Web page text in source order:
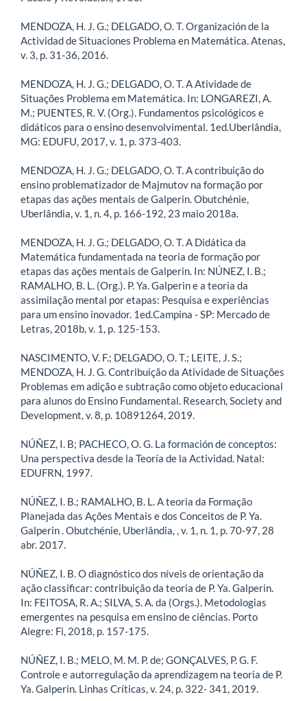
MENDOZA, H. J. G.; DELGADO, O. T. Organización de la
Actividad de Situaciones Problema en Matemática. Atenas,
v. 3, p. 31-36, 2016.
MENDOZA, H. J. G.; DELGADO, O. T. A Atividade de
Situações Problema em Matemática. In: LONGAREZI, A.
M.; PUENTES, R. V. (Org.). Fundamentos psicológicos e
didáticos para o ensino desenvolvimental. 1ed.Uberlândia,
MG: EDUFU, 2017, v. 1, p. 373-403.
MENDOZA, H. J. G.; DELGADO, O. T. A contribuição do
ensino problematizador de Majmutov na formação por
etapas das ações mentais de Galperin. Obutchénie,
Uberlândia, v. 1, n. 4, p. 166-192, 23 maio 2018a.
MENDOZA, H. J. G.; DELGADO, O. T. A Didática da
Matemática fundamentada na teoria de formação por
etapas das ações mentais de Galperin. In: NÚNEZ, I. B.;
RAMALHO, B. L. (Org.). P. Ya. Galperin e a teoria da
assimilação mental por etapas: Pesquisa e experiências
para um ensino inovador. 1ed.Campina - SP: Mercado de
Letras, 2018b, v. 1, p. 125-153.
NASCIMENTO, V. F.; DELGADO, O. T.; LEITE, J. S.;
MENDOZA, H. J. G. Contribuição da Atividade de Situações
Problemas em adição e subtração como objeto educacional
para alunos do Ensino Fundamental. Research, Society and
Development, v. 8, p. 10891264, 2019.
NÚÑEZ, I. B; PACHECO, O. G. La formación de conceptos:
Una perspectiva desde la Teoría de la Actividad. Natal:
EDUFRN, 1997.
NÚÑEZ, I. B.; RAMALHO, B. L. A teoria da Formação
Planejada das Ações Mentais e dos Conceitos de P. Ya.
Galperin . Obutchénie, Uberlândia, , v. 1, n. 1, p. 70-97, 28
abr. 2017.
NÚÑEZ, I. B. O diagnóstico dos níveis de orientação da
ação classificar: contribuição da teoria de P. Ya. Galperin.
In: FEITOSA, R. A.; SILVA, S. A. da (Orgs.). Metodologias
emergentes na pesquisa em ensino de ciências. Porto
Alegre: Fi, 2018, p. 157-175.
NÚÑEZ, I. B.; MELO, M. M. P. de; GONÇALVES, P. G. F.
Controle e autorregulação da aprendizagem na teoria de P.
Ya. Galperin. Linhas Críticas, v. 24, p. 322- 341, 2019.